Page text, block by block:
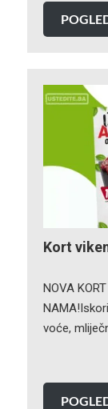
Kort
NOVA
voće,